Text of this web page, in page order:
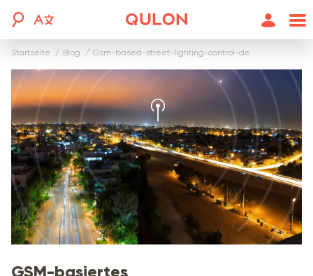
Startseite blog gsm-based-street-lighting-control-de
GSM-basiertes